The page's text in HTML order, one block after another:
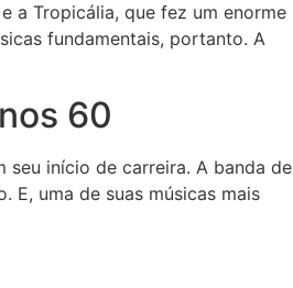
a Tropicália, que fez um enorme
fundamentais, portanto. A
60
seu início de carreira. A banda de
E, uma de suas músicas mais